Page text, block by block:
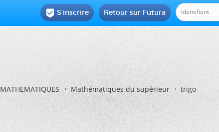
Retour sur Futura
 S'inscrire
MATHEMATIQUES Mathématiques du supérieur trigo